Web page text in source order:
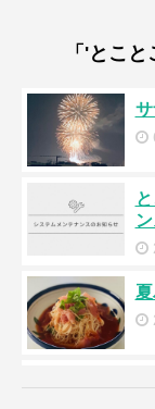
「'とこ